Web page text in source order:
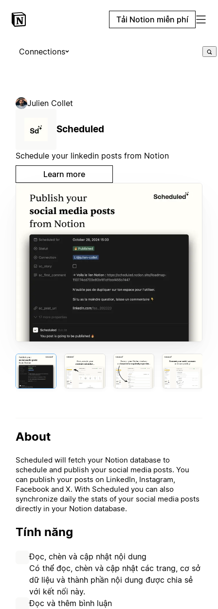
Tải Notion miễn phí
Connections
Julien Collet
Scheduled
Schedule your linkedin posts from Notion
Learn more
About
Scheduled will fetch your Notion database to
schedule and publish your social media posts. You
can publish your posts on LinkedIn, Instagram,
Facebook and X. With Scheduled you can also
synchronize daily the stats of your social media posts
directly in your Notion database.
Tính năng
Đọc, chèn và cập nhật nội dung
Có thể đọc, chèn và cập nhật các trang, cơ sở
dữ liệu và thành phần nội dung được chia sẻ
với kết nối này.
Đọc và thêm bình luận